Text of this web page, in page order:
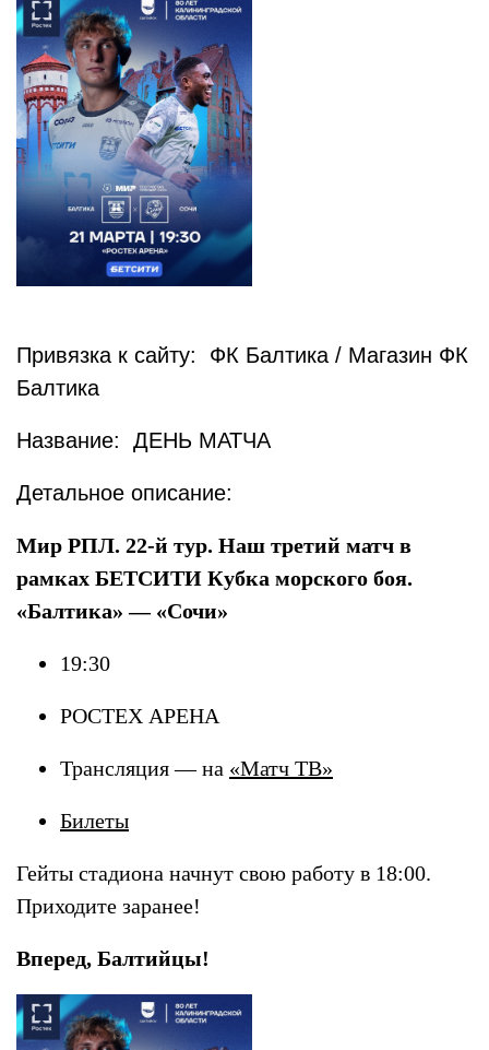
Привязка к сайту: ФК Балтика / Магазин ФК
Балтика
Название: ДЕНЬ МАТЧА
Детальное описание:
Мир РПЛ. 22-й тур. Наш третий матч в
рамках БЕТСИТИ Кубка морского боя.
«Балтика» — «Сочи»
19:30
РОСТЕХ АРЕНА
Трансляция — на «Матч ТВ»
Билеты
Гейты стадиона начнут свою работу в 18:00.
Приходите заранее!
Вперед, Балтийцы!